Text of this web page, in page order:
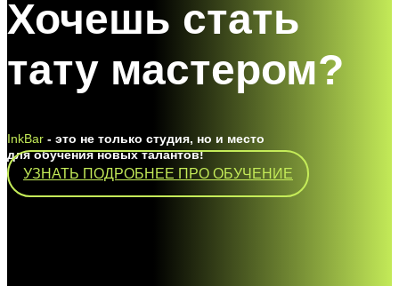
Хочешь стать
тату мастером?
InkBar - это не только студия, но и место
для обучения новых талантов!
УЗНАТЬ ПОДРОБНЕЕ ПРО ОБУЧЕНИЕ